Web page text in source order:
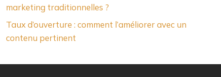
marketing traditionnelles ?
Taux d’ouverture : comment l’améliorer avec un
contenu pertinent